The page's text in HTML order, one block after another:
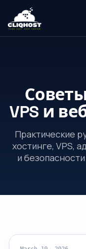
VPS и
Практические
хостинге, VPS,
и